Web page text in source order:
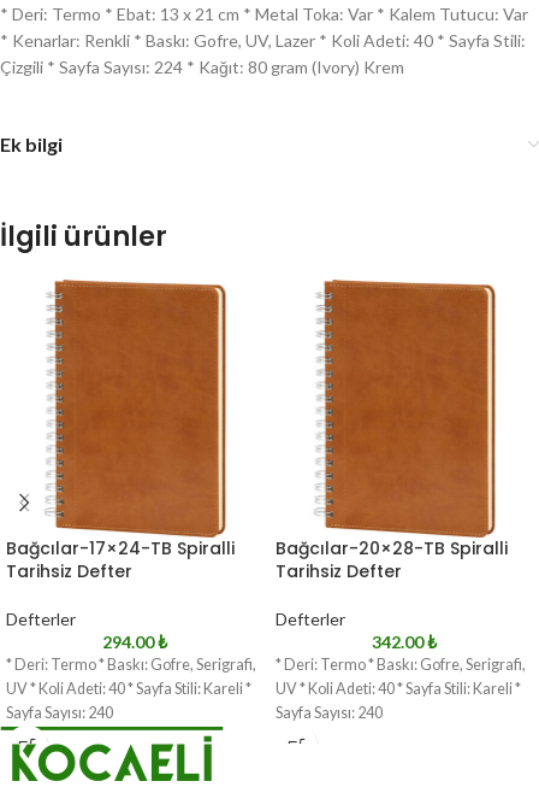
* Deri: Termo * Ebat: 13 x 21 cm * Metal Toka: Var * Kalem Tutucu: Var
* Kenarlar: Renkli * Baskı: Gofre, UV, Lazer * Koli Adeti: 40 * Sayfa Stili:
Çizgili * Sayfa Sayısı: 224 * Kağıt: 80 gram (Ivory) Krem
Ek bilgi
İlgili ürünler
Bağcılar-17×24-TB Spiralli
Tarihsiz Defter
Defterler
294.00₺
* Deri: Termo * Baskı: Gofre, Serigrafi,
UV * Koli Adeti: 40 * Sayfa Stili: Kareli *
Sayfa Sayısı: 240
Bağcılar-20×28-TB Spiralli
Tarihsiz Defter
Defterler
342.00₺
* Deri: Termo * Baskı: Gofre, Serigrafi,
UV * Koli Adeti: 40 * Sayfa Stili: Kareli *
Sayfa Sayısı: 240